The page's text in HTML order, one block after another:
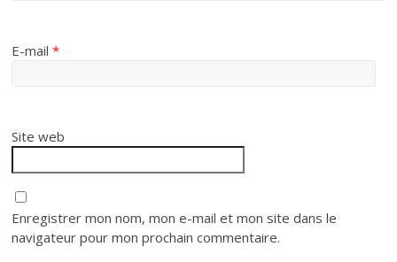
E-mail*
Site web
Enregistrer mon nom, mon e-mail et mon site dans le
navigateur pour mon prochain commentaire.